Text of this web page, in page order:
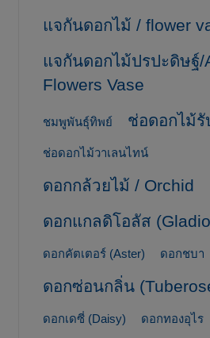
แจกันดอกไม้ / flower
แจกันดอกไม้ปรปะดิษฐ์/
Flowers Vase
ชมพูพันธุ์ทิพย์ ช่อดอกไม้
ช่อดอกไม้วาเลนไทน์
ดอกกล้วยไม้ / Orchid
ดอกแกลดิโอลัส
ดอกคัตเตอร์ (Aster) ดอกชบา
ดอกซ่อนกลิ่น
ดอกเดซี่ (Daisy) ดอกทองอุไร